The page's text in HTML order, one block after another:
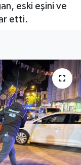
eski eşini ve
etti.